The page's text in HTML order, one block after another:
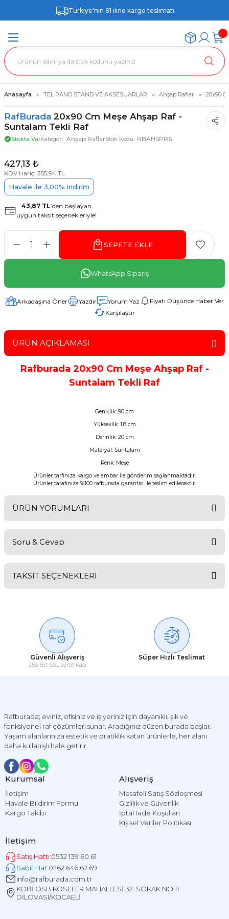
Türkiye'nin 81 iline kargo teslimatı
Anasayfa TEL PANO STAND VE AKSESUARLAR Ahşap Raflar 20x90
RafBurada 20x90 Cm Meşe Ahşap Raf -
Suntalam Tekli Raf
Stokta VarKategori Ahşap RaflarStok Kodu RBAHSPR6
427,13 ₺
KDV Hariç: 355,94 TL
Havale ile 3,00% indirim
43,87 TL’den başlayan
uygun taksit seçenekleriyle!
SEPETE EKLE
WhatsApp Sipariş
Arkadaşına Öner Yazdır Yorum Yaz
Fiyatı Düşünce Haber Ver
Karşılaştır
ÜRÜN AÇIKLAMASI
Rafburada 20x90 Cm Meşe Ahşap Raf -
Suntalam Tekli Raf
Genişlik: 90 cm
Yükseklik: 1.8 cm
Derinlik: 20 cm
Materyal: Suntalam
Renk: Meşe
Ürünler tarfınıza kargo ve ambar ile gönderim sağlanmaktadır.
Ürünler tarafınıza %100 rafburada garantisi ile teslim edilecektir.
ÜRÜN YORUMLARI
Soru & Cevap
Ürün hakkında henüz soru sorulmamış.
TAKSİT SEÇENEKLERİ
Güvenli Alışveriş
256 Bit SSL sertifikası
Süper Hızlı Teslimat
Rafburada; eviniz, ofisiniz ve iş yeriniz için dayanıklı, şık ve
fonksiyonel raf çözümleri sunar. Aradığınız düzen burada başlar.
Yaşam alanlarınıza estetik ve pratiklik katan ürünlerle, her alanı
daha kullanışlı hale getirir.
Kurumsal
İletişim
Havale Bildirim Formu
Kargo Takibi
Alışveriş
Mesafeli Satış Sözleşmesi
Gizlilik ve Güvenlik
İptal İade Koşullari
Kişisel Veriler Politikası
İletişim
Satış Hattı:0532 139 60 61
Sabit Hat:0262 646 67 69
info@rafburada.com.tr
KOBİ OSB KÖSELER MAHALLESİ 32. SOKAK NO 11
DİLOVASI/KOCAELİ